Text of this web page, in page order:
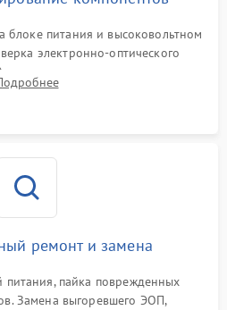
питания и высоковольтном
электронно-оптического
на стенде на предмет эмиссии,
микросхем цифровых
ремонт и замена
питания, пайка поврежденных
Замена выгоревшего ЭОП,